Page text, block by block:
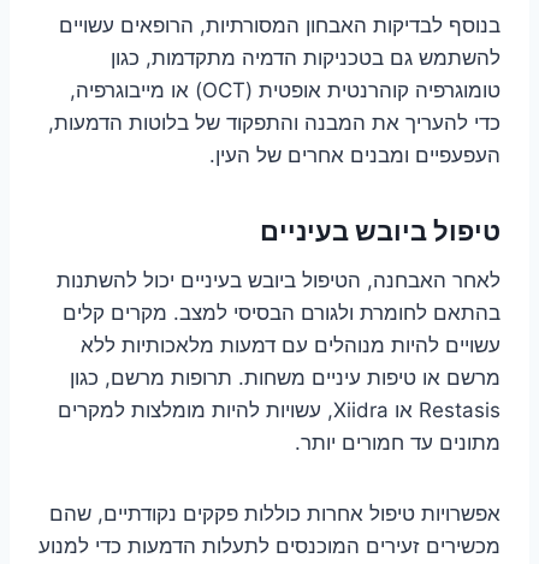
בנוסף לבדיקות האבחון המסורתיות, הרופאים עשויים
להשתמש גם בטכניקות הדמיה מתקדמות, כגון
טומוגרפיה קוהרנטית אופטית (OCT) או מייבוגרפיה,
כדי להעריך את המבנה והתפקוד של בלוטות הדמעות,
העפעפיים ומבנים אחרים של העין.
טיפול ביובש בעיניים
לאחר האבחנה, הטיפול ביובש בעיניים יכול להשתנות
בהתאם לחומרת ולגורם הבסיסי למצב. מקרים קלים
עשויים להיות מנוהלים עם דמעות מלאכותיות ללא
מרשם או טיפות עיניים משחות. תרופות מרשם, כגון
Restasis או Xiidra, עשויות להיות מומלצות למקרים
מתונים עד חמורים יותר.
אפשרויות טיפול אחרות כוללות פקקים נקודתיים, שהם
מכשירים זעירים המוכנסים לתעלות הדמעות כדי למנוע